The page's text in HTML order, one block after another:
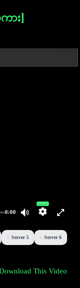
ား]
0:00
Auto
Server 5 Server 6
This Video